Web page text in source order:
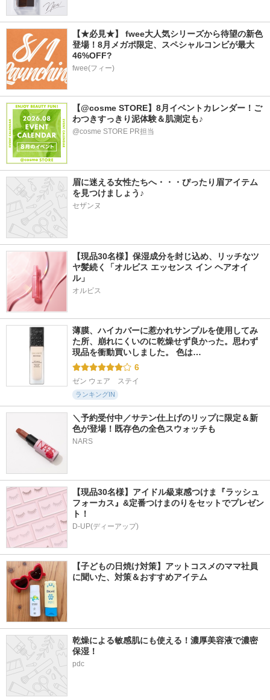
【★必見★】 fwee大人気シリーズから待望の新色
登場！8月メガポ限定、スペシャルコンビが最大
46%OFF?
fwee(フィー)
【@cosme STORE】8月イベントカレンダー！ご
わつきすっきり泥体験＆肌測定も♪
@cosme STORE PR担当
眉に迷える女性たちへ・・・ぴったり眉アイテム
を見つけましょう♪
セザンヌ
【現品30名様】保湿成分を封じ込め、リッチなツ
ヤ髪続く「オルビス エッセンス イン ヘアオイ
ル」
オルビス
薄膜、ハイカバーに惹かれサンプルを使用してみ
た所、崩れにくいのに乾燥せず良かった。思わず
現品を衝動買いしました。 色は…
6
ゼン ウェア　ステイ
ランキングIN
＼予約受付中／サテン仕上げのリップに限定＆新
色が登場！既存色の全色スウォッチも
NARS
【現品30名様】アイドル級束感つけま『ラッシュ
フォーカス』&定番つけまのりをセットでプレゼン
ト！
D-UP(ディーアップ)
【子どもの日焼け対策】アットコスメのママ社員
に聞いた、対策＆おすすめアイテム
乾燥による敏感肌にも使える！濃厚美容液で濃密
保湿！
pdc